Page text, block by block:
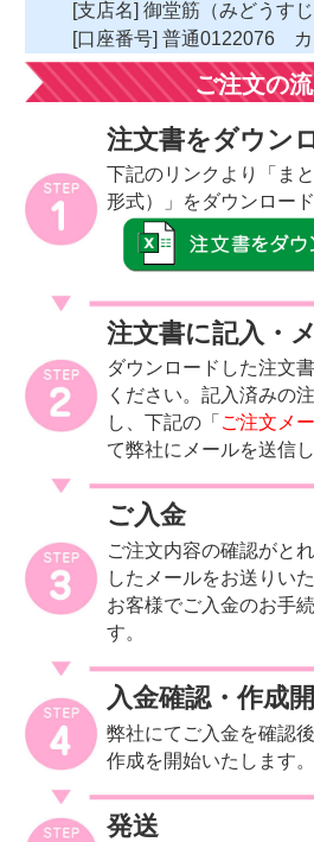
[支店名] 御堂筋（みどうす
[口座番号] 普通0122076 カ
ご注文の
注文書をダウン
下記のリンクより「ま
形式）」をダウンロー
注文書に記入・
ダウンロードした注文
ください。記入済みの
し、下記の「 ご注文メ
て弊社にメールを送信
ご入金
ご注文内容の確認がと
したメールをお送りいた
お客様でご入金のお手
す。
入金確認・作成
弊社にてご入金を確認後
作成を開始いたします。
発送